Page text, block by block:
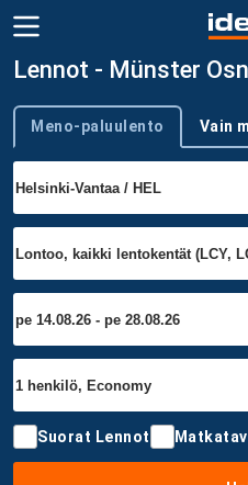
Lennot - Münster
Trip type
Meno-paluulento Vain
Suorat Lennot